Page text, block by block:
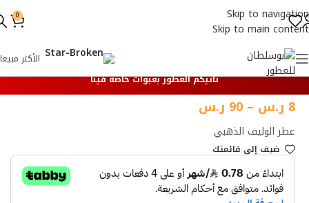
Skip to navigation
Skip to main content
0
الأكثر مبيعا
تأتيكم العطور بعبوات خاصة فينا
عطر الوليف الذهبي
8 ر.س –
90 ر.س
ضيف إلي قائمتك